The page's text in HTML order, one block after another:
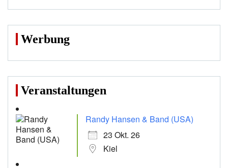
Werbung
Veranstaltungen
Randy Hansen & Band (USA)
23 Okt. 26
Kiel